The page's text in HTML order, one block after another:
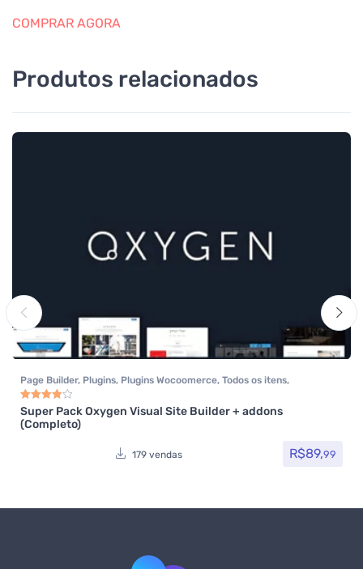
COMPRAR AGORA
Produtos relacionados
Page Builder, Plugins, Plugins Wocoomerce, Todos os itens,
Woocommerce
Avaliação 4.00de 5
Super Pack Oxygen Visual Site Builder + addons
(Completo)
179 vendas R$89,99